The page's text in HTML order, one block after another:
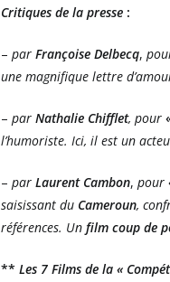
Critiques de la presse :
– par Françoise Delbecq,
une magnifique lettre
– par Nathalie Chifflet, pour
l’humoriste. Ici, il est un
– par Laurent Cambon, pour
saisissant du Cameroun,
références. Un film coup de
** Les 7 Films de la «